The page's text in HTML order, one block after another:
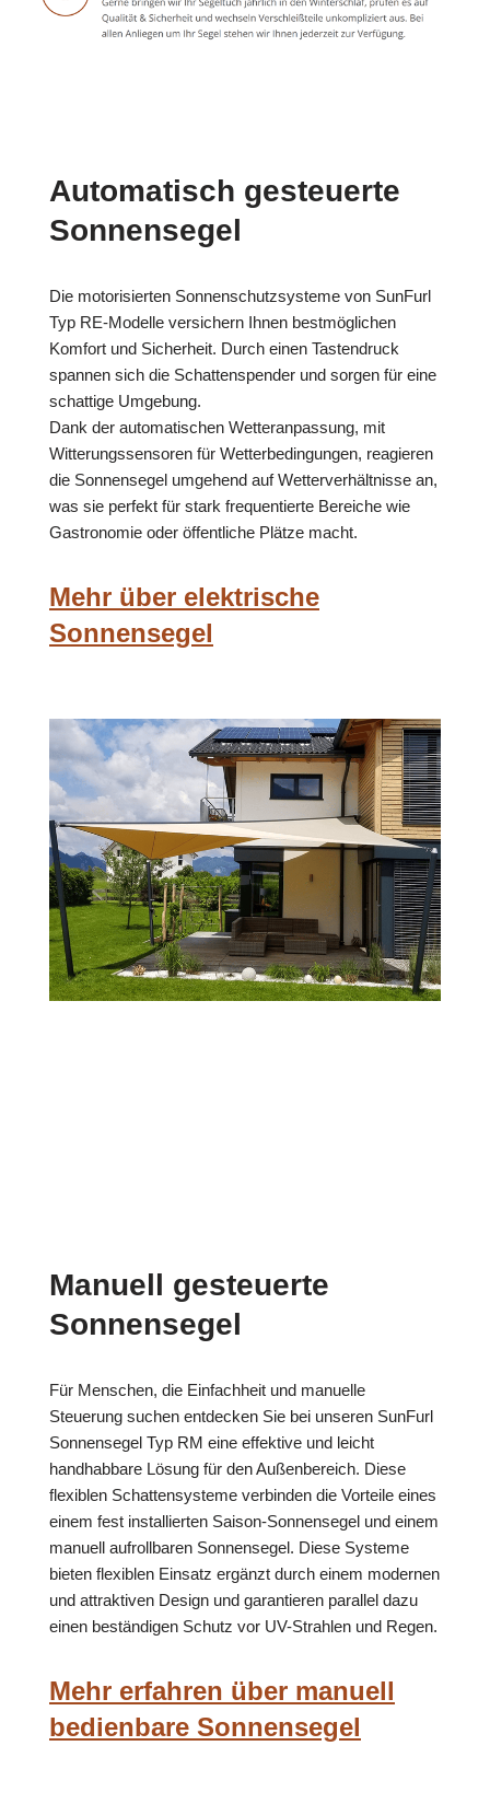
Automatisch gesteuerte
Sonnensegel
Die motorisierten Sonnenschutzsysteme von SunFurl
Typ RE-Modelle versichern Ihnen bestmöglichen
Komfort und Sicherheit. Durch einen Tastendruck
spannen sich die Schattenspender und sorgen für eine
schattige Umgebung.
Dank der automatischen Wetteranpassung, mit
Witterungssensoren für Wetterbedingungen, reagieren
die Sonnensegel umgehend auf Wetterverhältnisse an,
was sie perfekt für stark frequentierte Bereiche wie
Gastronomie oder öffentliche Plätze macht.
Mehr über elektrische
Sonnensegel
Manuell gesteuerte
Sonnensegel
Für Menschen, die Einfachheit und manuelle
Steuerung suchen entdecken Sie bei unseren SunFurl
Sonnensegel Typ RM eine effektive und leicht
handhabbare Lösung für den Außenbereich. Diese
flexiblen Schattensysteme verbinden die Vorteile eines
einem fest installierten Saison-Sonnensegel und einem
manuell aufrollbaren Sonnensegel. Diese Systeme
bieten flexiblen Einsatz ergänzt durch einem modernen
und attraktiven Design und garantieren parallel dazu
einen beständigen Schutz vor UV-Strahlen und Regen.
Mehr erfahren über manuell
bedienbare Sonnensegel